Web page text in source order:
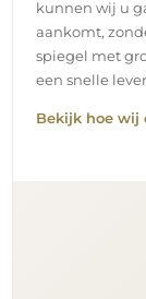
Wij staan in
spiegels,
Lees onze